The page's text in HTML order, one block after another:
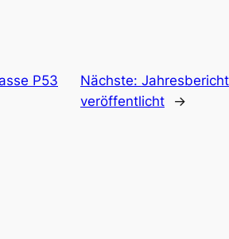
P53
Nächste:
veröffentlicht
→